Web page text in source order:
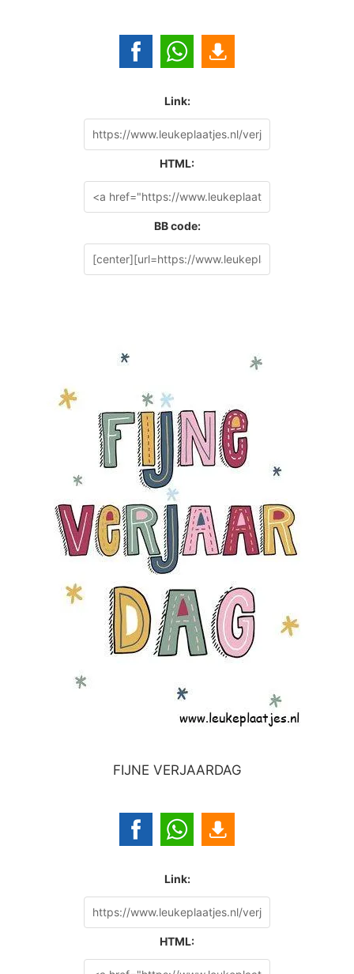
Link:
HTML:
BB code:
FIJNE VERJAARDAG
Link:
HTML: